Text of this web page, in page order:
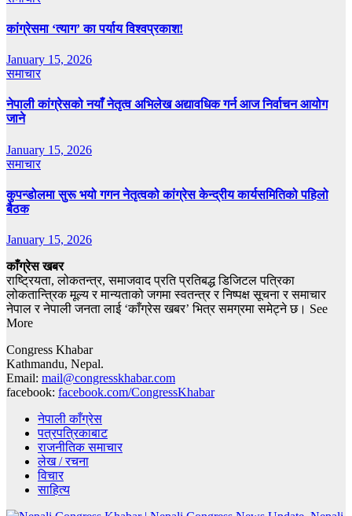
कांग्रेसमा ‘त्याग’ का पर्याय विश्वप्रकाश!
January 15, 2026
समाचार
नेपाली कांग्रेसको नयाँ नेतृत्व अभिलेख अद्यावधिक गर्न आज निर्वाचन आयोग
जाने
January 15, 2026
समाचार
कुपन्डोलमा सुरू भयो गगन नेतृत्वको कांग्रेस केन्द्रीय कार्यसमितिको पहिलो
बैठक
January 15, 2026
काँग्रेस खबर
राष्ट्रियता, लोकतन्त्र, समाजवाद प्रति प्रतिबद्ध डिजिटल पत्रिका
लोकतान्त्रिक मूल्य र मान्यताको जगमा स्वतन्त्र र निष्पक्ष सूचना र समाचार
नेपाल र नेपाली जनता लाई ‘काँग्रेस खबर’ भित्र समग्रमा समेट्ने छ। See
More
Congress Khabar
Kathmandu, Nepal.
Email: mail@congresskhabar.com
facebook: facebook.com/CongressKhabar
नेपाली काँग्रेस
पत्रपत्रिकाबाट
राजनीतिक समाचार
लेख / रचना
विचार
साहित्य